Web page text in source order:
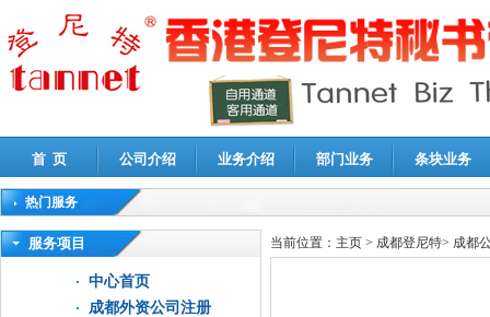
首 页 公司介绍 业务介绍 部门业务 条块业务
热门服务
高新技术企业认定审计|企业所得税汇算清缴申报鉴证
服务项目
中心首页
成都外资公司注册
当前位置： 主页 > 成都登尼特> 成都